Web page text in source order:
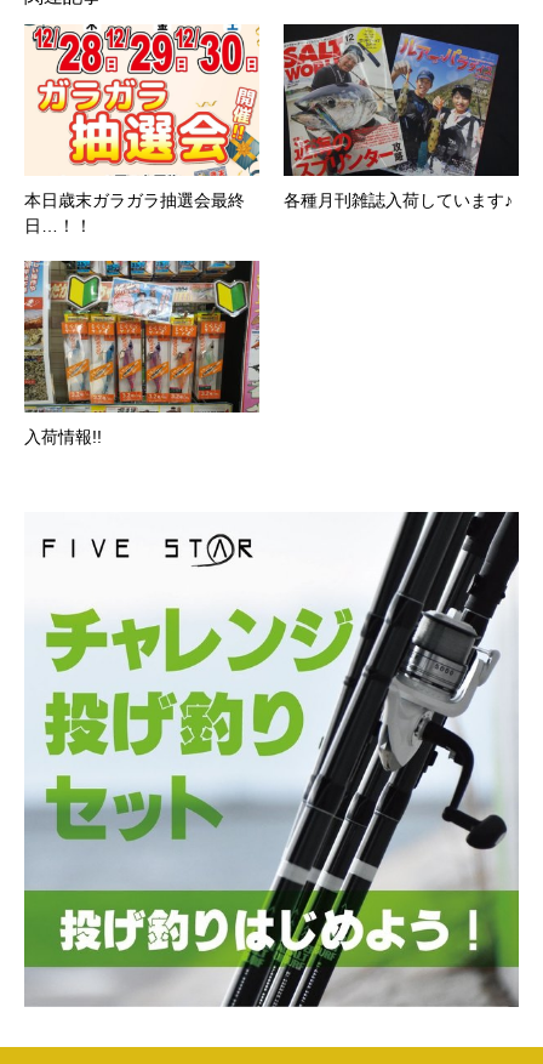
本日歳末ガラガラ抽選会最終
日…！！
各種月刊雑誌入荷しています♪
入荷情報!!